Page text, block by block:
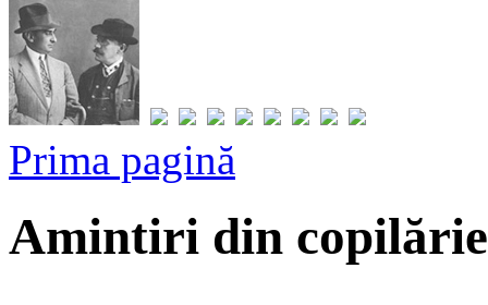
Prima pagină
Amintiri din copilărie